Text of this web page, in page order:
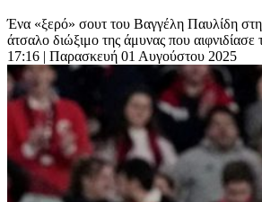
Ένα «ξερό» σουτ του Βαγγέλη Παυλίδη
άτσαλο διώξιμο της άμυνας που αιφνιδίασε
17:16 | Παρασκευή 01 Αυγούστου 2025